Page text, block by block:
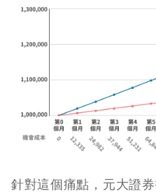
針對這個痛點，元大證